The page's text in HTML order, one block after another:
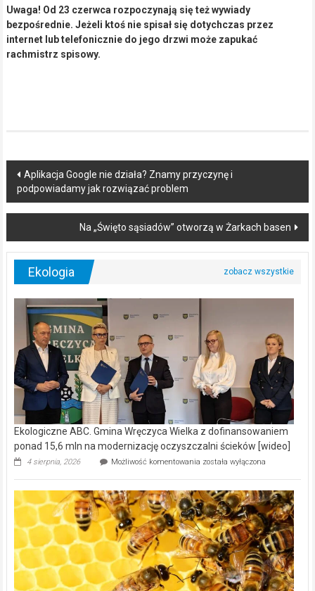
Uwaga! Od 23 czerwca rozpoczynają się też wywiady
bezpośrednie. Jeżeli ktoś nie spisał się dotychczas przez
internet lub telefonicznie do jego drzwi może zapukać
rachmistrz spisowy.
Post
navigation
Aplikacja Google nie działa? Znamy przyczynę i
podpowiadamy jak rozwiązać problem
Na „Święto sąsiadów” otworzą w Żarkach basen
Ekologia
Ekologiczne ABC. Gmina Wręczyca Wielka z dofinansowaniem
ponad 15,6 mln na modernizację oczyszczalni ścieków [wideo]
4 sierpnia, 2026 Możliwość komentowania Ekologiczne
Wręczyca
Wielka
z
dofinansowaniem
ponad
15,6
mln
na
modernizację
została wyłączona